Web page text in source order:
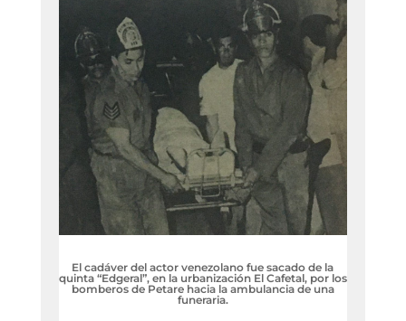
El cadáver del actor venezolano fue sacado de la
quinta “Edgeral”, en la urbanización El Cafetal, por los
bomberos de Petare hacia la ambulancia de una
funeraria.